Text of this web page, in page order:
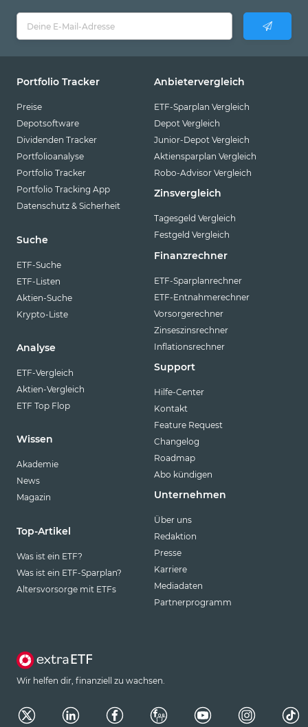
Portfolio Tracker
Preise
Depotsoftware
Dividenden Tracker
Portfolioanalyse
Portfolio Tracker
Portfolio Tracking App
Datenschutz & Sicherheit
Suche
ETF-Suche
ETF-Listen
Aktien-Suche
Krypto-Liste
Analyse
ETF-Vergleich
Aktien-Vergleich
ETF Top Flop
Wissen
Akademie
News
Magazin
Top-Artikel
Was ist ein ETF?
Was ist ein ETF-Sparplan?
Altersvorsorge mit ETFs
Anbietervergleich
ETF-Sparplan Vergleich
Depot Vergleich
Junior-Depot Vergleich
Aktiensparplan Vergleich
Robo-Advisor Vergleich
Zinsvergleich
Tagesgeld Vergleich
Festgeld Vergleich
Finanzrechner
ETF-Sparplanrechner
ETF-Entnahmerechner
Vorsorgerechner
Zinseszinsrechner
Inflationsrechner
Support
Hilfe-Center
Kontakt
Feature Request
Changelog
Roadmap
Abo kündigen
Unternehmen
Über uns
Redaktion
Presse
Karriere
Mediadaten
Partnerprogramm
Wir helfen dir, finanziell zu wachsen.